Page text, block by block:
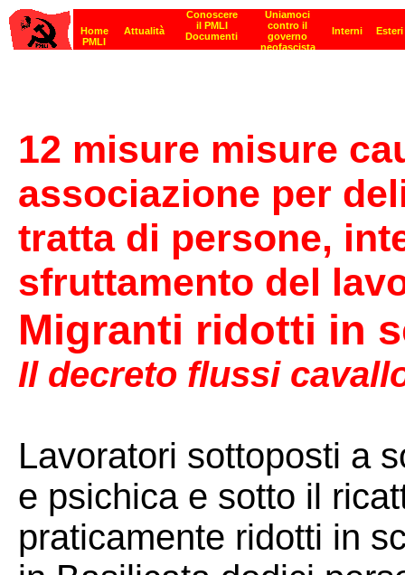
12 misure misure
associazione per
tratta di persone,
sfruttamento del
Migranti ridotti in
Il decreto flussi
Lavoratori sottoposti a
e psichica e sotto il
praticamente ridotti in